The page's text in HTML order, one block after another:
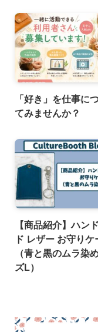
「好き」を仕事に
てみませんか？
【商品紹介】ハン
ド レザー お守りケ
（青と黒のムラ染
ズL）